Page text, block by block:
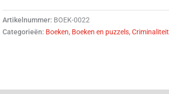
Artikelnummer: BOEK-0022
Categorieën: Boeken, Boeken en puzzels,Criminaliteit